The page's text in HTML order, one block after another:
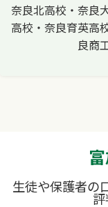
奈良北高校・奈良
高校・奈良育英高
良商
生徒や保護者の